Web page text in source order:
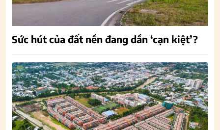
Sức hút của đất nền đang dần ‘cạn kiệt’?